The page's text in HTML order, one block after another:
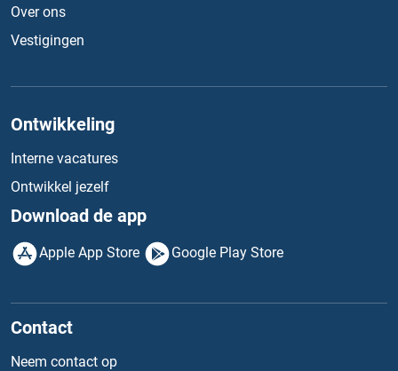
Over ons
Vestigingen
Ontwikkeling
Interne vacatures
Ontwikkel jezelf
Download de app
Apple App Store Google Play Store
Contact
Neem contact op